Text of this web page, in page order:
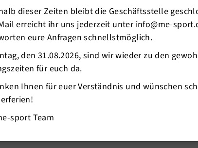
Abteilung gleich zwei Mal: Zunächst
für ihre diesjährigen Erfolge auf der
Mitte geehrt. Es freuten sich Emie-Lotta
dieser Zeiten bleibt die Geschäftsstelle
erreicht ihr uns jederzeit unter info@me-
eure Anfragen schnellstmöglich.
den 31.08.2026, sind wir wieder zu den
für euch da.
Ihnen für euer Verständnis und wünschen
sport Team